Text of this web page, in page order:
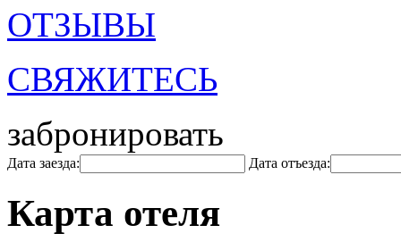
ОТЗЫВЫ
СВЯЖИТЕСЬ
забронировать
Дата заезда: Дата отъезда:
Карта отеля